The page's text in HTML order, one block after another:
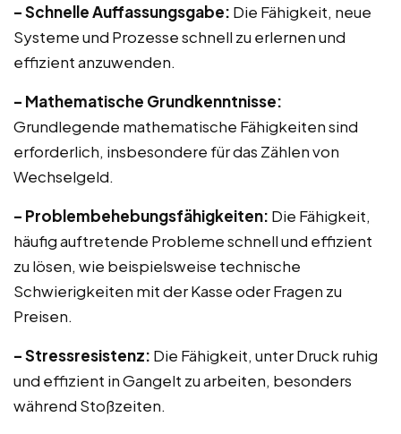
– Schnelle Auffassungsgabe: Die Fähigkeit, neue
Systeme und Prozesse schnell zu erlernen und
effizient anzuwenden.
– Mathematische Grundkenntnisse:
Grundlegende mathematische Fähigkeiten sind
erforderlich, insbesondere für das Zählen von
Wechselgeld.
– Problembehebungsfähigkeiten: Die Fähigkeit,
häufig auftretende Probleme schnell und effizient
zu lösen, wie beispielsweise technische
Schwierigkeiten mit der Kasse oder Fragen zu
Preisen.
– Stressresistenz: Die Fähigkeit, unter Druck ruhig
und effizient in Gangelt zu arbeiten, besonders
während Stoßzeiten.